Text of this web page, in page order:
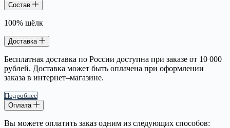
Состав
100% шёлк
Доставка
Бесплатная доставка по России доступна при заказе от 10 000
рублей. Доставка может быть оплачена при оформлении
заказа в интернет–магазине.
Подробнее
Оплата
Вы можете оплатить заказ одним из следующих способов: